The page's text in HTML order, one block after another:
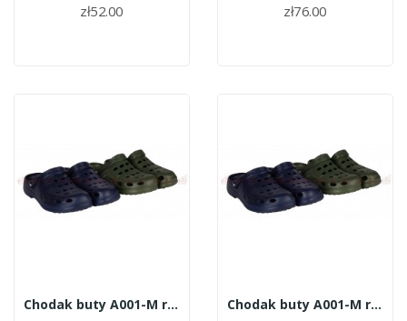
zł52.00 zł76.00
Chodak buty A001-M roz.42 Chodak buty A001-M roz.41